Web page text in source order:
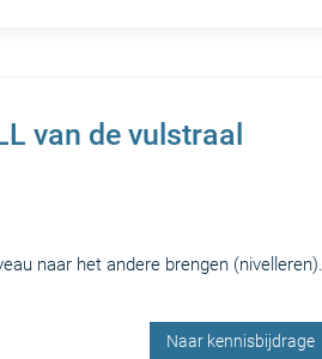
van de vulstraal
naar het andere brengen (nivelleren).
Naar kennisbijdrage